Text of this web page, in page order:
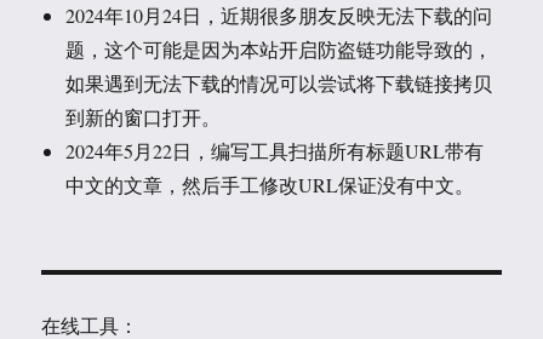
2024年10月24日，近期很多朋友反映无法下载的问
题，这个可能是因为本站开启防盗链功能导致的，
如果遇到无法下载的情况可以尝试将下载链接拷贝
到新的窗口打开。
2024年5月22日，编写工具扫描所有标题URL带有
中文的文章，然后手工修改URL保证没有中文。
在线工具：